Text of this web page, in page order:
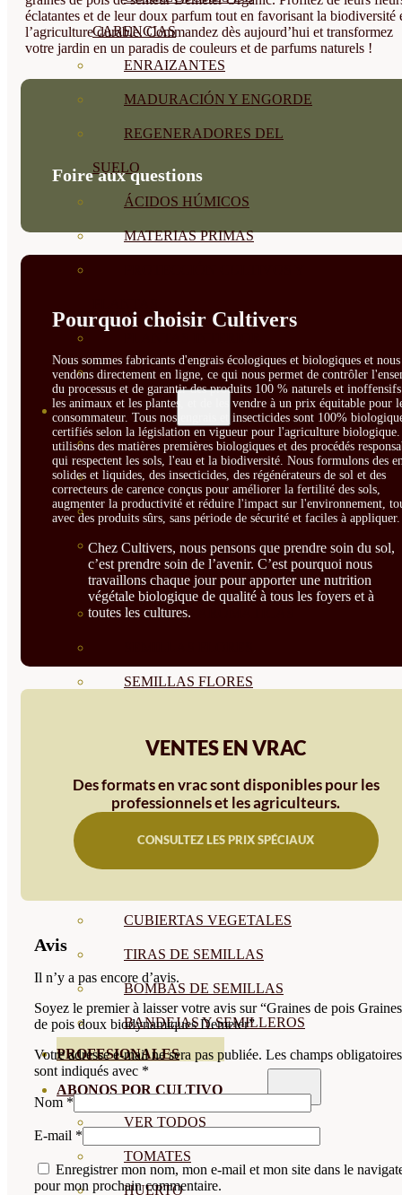
CARENCIAS
ENRAIZANTES
MADURACIÓN Y ENGORDE
REGENERADORES DEL
SUELO
ÁCIDOS HÚMICOS
MATERIAS PRIMAS
GROWPUNCH
SEMILLAS
VER TODAS
BIODINÁMICAS DEMETER
HORTALIZA FRUTO
SEMILLAS HORTALIZA DE
HOJA
SEMILLAS AROMÁTICAS
SEMILLAS FLORES
SEMILLAS TRADICIONALES
SEMILLAS BRASICAS
CUBIERTAS VEGETALES
TIRAS DE SEMILLAS
BOMBAS DE SEMILLAS
BANDEJAS Y SEMILLEROS
PROFESIONALES
ABONOS POR CULTIVO
VER TODOS
TOMATES
HUERTO
éclatantes et de leur doux parfum tout en favorisant la biodiversité
l’agriculture durable. Commandez dès aujourd’hui et transformez
votre jardin en un paradis de couleurs et de parfums naturels !
Foire aux questions
Pourquoi choisir Cultivers
Nous sommes fabricants d'engrais écologiques et biologiques et nous
vendons directement en ligne, ce qui nous permet de contrôler
du processus et de garantir des produits 100 % naturels et
les animaux et les plantes, et de les vendre à un prix équitable pour
consommateur. Tous nos engrais et insecticides sont 100%
certifiés selon la législation en vigueur pour l'agriculture biologique.
utilisons des matières premières biologiques et des procédés
qui respectent les sols, l'eau et la biodiversité. Nous formulons des
solides et liquides, des insecticides, des régénérateurs de sol et des
correcteurs de carence conçus pour améliorer la fertilité des sols,
augmenter la productivité et réduire l'impact sur l'environnement,
avec des produits sûrs, sans période de sécurité et faciles à appliquer.
Chez Cultivers, nous pensons que prendre soin du sol,
c’est prendre soin de l’avenir. C’est pourquoi nous
travaillons chaque jour pour apporter une nutrition
végétale biologique de qualité à tous les foyers et à
toutes les cultures.
VENTES EN VRAC
Des formats en vrac sont disponibles pour les
professionnels et les agriculteurs.
CONSULTEZ LES PRIX SPÉCIAUX
Avis
Il n’y a pas encore d’avis.
Soyez le premier à laisser votre avis sur “Graines de pois Graines
de pois doux biodynamiques Demeter”
Votre adresse e-mail ne sera pas publiée. Les champs obligatoires
sont indiqués avec *
Nom *
E-mail *
Enregistrer mon nom, mon e-mail et mon site dans le
pour mon prochain commentaire.